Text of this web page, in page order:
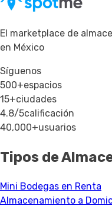
El marketplace de
en México
Síguenos
500+espacios
15+ciudades
4.8/5calificación
40,000+usuarios
Tipos de
Mini Bodegas en Renta
Almacenamiento a